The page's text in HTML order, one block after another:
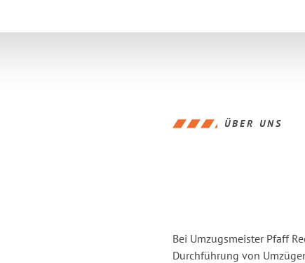
ÜBER UNS
Bei Umzugsmeister Pfaff
Durchführung von